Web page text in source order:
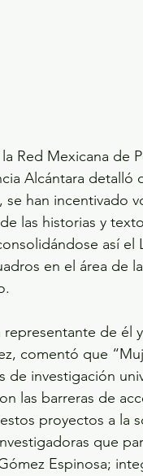
Red Mexicana de
Alcántara
se han incentivado
las historias y
así
en el área de
de él
comentó que
de investigación
las barreras de
proyectos a la
que
Espinosa;